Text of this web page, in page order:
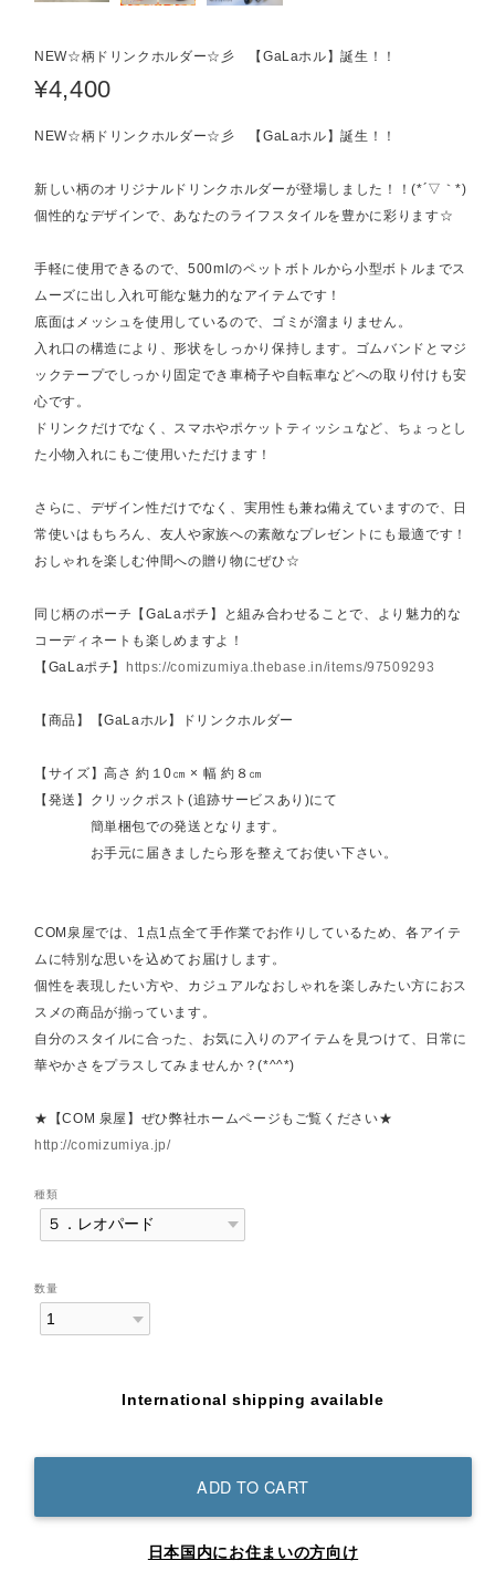
NEW☆柄ドリンクホルダー☆彡 【GaLaホル】誕生！！
¥4,400
NEW☆柄ドリンクホルダー☆彡 【GaLaホル】誕生！！
新しい柄のオリジナルドリンクホルダーが登場しました！！(*´▽｀*)
個性的なデザインで、あなたのライフスタイルを豊かに彩ります☆
手軽に使用できるので、500mlのペットボトルから小型ボトルまでス
ムーズに出し入れ可能な魅力的なアイテムです！
底面はメッシュを使用しているので、ゴミが溜まりません。
入れ口の構造により、形状をしっかり保持します。ゴムバンドとマジ
ックテープでしっかり固定でき車椅子や自転車などへの取り付けも安
心です。
ドリンクだけでなく、スマホやポケットティッシュなど、ちょっとし
た小物入れにもご使用いただけます！
さらに、デザイン性だけでなく、実用性も兼ね備えていますので、日
常使いはもちろん、友人や家族への素敵なプレゼントにも最適です！
おしゃれを楽しむ仲間への贈り物にぜひ☆
同じ柄のポーチ【GaLaポチ】と組み合わせることで、より魅力的な
コーディネートも楽しめますよ！
【GaLaポチ】
https://comizumiya.thebase.in/items/97509293
【商品】【GaLaホル】ドリンクホルダー
【サイズ】高さ 約１0㎝ × 幅 約８㎝
【発送】クリックポスト(追跡サービスあり)にて
簡単梱包での発送となります。
お手元に届きましたら形を整えてお使い下さい。
COM泉屋では、1点1点全て手作業でお作りしているため、各アイテ
ムに特別な思いを込めてお届けします。
個性を表現したい方や、カジュアルなおしゃれを楽しみたい方におス
スメの商品が揃っています。
自分のスタイルに合った、お気に入りのアイテムを見つけて、日常に
華やかさをプラスしてみませんか？(*^^*)
★【COM 泉屋】ぜひ弊社ホームページもご覧ください★
http://comizumiya.jp/
種類
数量
International shipping available
ADD TO CART
日本国内にお住まいの方向け